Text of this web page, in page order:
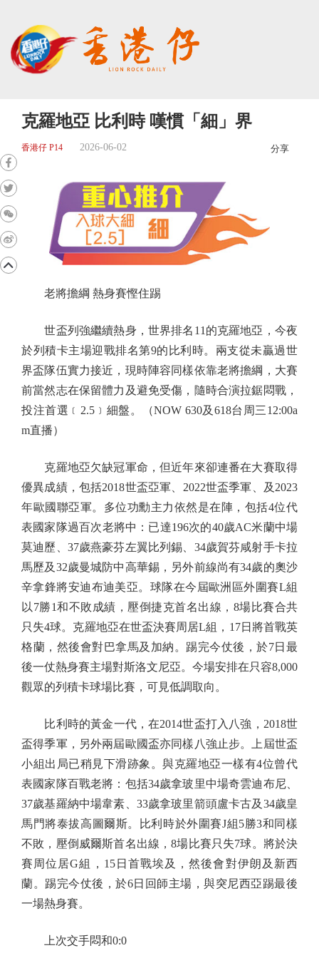
克羅地亞 比利時 嘆慣「細」界
香港仔 P14 2026-06-02 分享
老將擔綱 熱身賽慳住踢
世盃列強繼續熱身，世界排名11的克羅地亞，今夜
於列積卡主場迎戰排名第9的比利時。兩支從未贏過世
界盃隊伍實力接近，現時陣容同樣依靠老將擔綱，大賽
前當然志在保留體力及避免受傷，隨時合演拉鋸悶戰，
投注首選﹝2.5﹞細盤。（NOW 630及618台周三12:00a
m直播）
克羅地亞欠缺冠軍命，但近年來卻連番在大賽取得
優異成績，包括2018世盃亞軍、2022世盃季軍、及2023
年歐國聯亞軍。多位功勳主力依然是在陣，包括4位代
表國家隊過百次老將中：已達196次的40歲AC米蘭中場
莫迪歷、37歲燕豪芬左翼比列錫、34歲賀芬咸射手卡拉
馬歷及32歲曼城防中高華錫，另外前線尚有34歲的奧沙
辛拿鋒將安迪布迪美亞。球隊在今屆歐洲區外圍賽L組
以7勝1和不敗成績，壓倒捷克首名出線，8場比賽合共
只失4球。克羅地亞在世盃決賽周居L組，17日將首戰英
格蘭，然後會對巴拿馬及加納。踢完今仗後，於7日最
後一仗熱身賽主場對斯洛文尼亞。今場安排在只容8,000
觀眾的列積卡球場比賽，可見低調取向。
比利時的黃金一代，在2014世盃打入八強，2018世
盃得季軍，另外兩屆歐國盃亦同樣八強止步。上屆世盃
小組出局已稍見下滑跡象。與克羅地亞一樣有4位曾代
表國家隊百戰老將：包括34歲拿玻里中場奇雲迪布尼、
37歲基羅納中場韋素、33歲拿玻里箭頭盧卡古及34歲皇
馬門將泰拔高圖爾斯。比利時於外圍賽J組5勝3和同樣
不敗，壓倒威爾斯首名出線，8場比賽只失7球。將於決
賽周位居G組，15日首戰埃及，然後會對伊朗及新西
蘭。踢完今仗後，於6日回師主場，與突尼西亞踢最後
一場熱身賽。
上次交手悶和0:0